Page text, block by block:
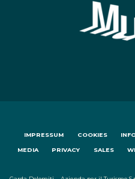
IMPRESSUM COOKIES
MEDIA PRIVACY SALES